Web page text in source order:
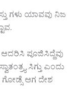
ಗಳು ಯಾವವು ನಿಜ
ಆದರಿಸಿ ಪೂಜಿಸಿದ್ದೆವು
ಸಿಗ್ತು ಎಂದು
ಗೋಡ್ಸೆ ಆಗ ದೇಶ